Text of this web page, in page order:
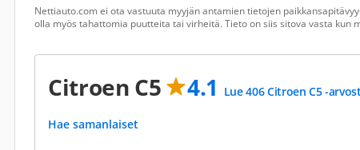
Nettiauto.com ei ota vastuuta myyjän antamien tietojen
olla myös tahattomia puutteita tai virheitä. Tieto on siis sitova vasta kun
Citroen C5 4.1 Lue 406 Citroen C5 -
Hae samanlaiset